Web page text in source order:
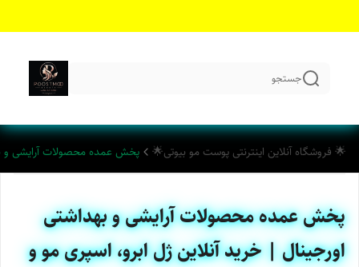
جستجو
🌟 فروشگاه آنلاین اینترنتی پوست مو بیوتی🌟 پخش عمده محصولات آرایشی و
پخش عمده محصولات آرایشی و بهداشتی
اورجینال | خرید آنلاین ژل ابرو، اسپری مو و